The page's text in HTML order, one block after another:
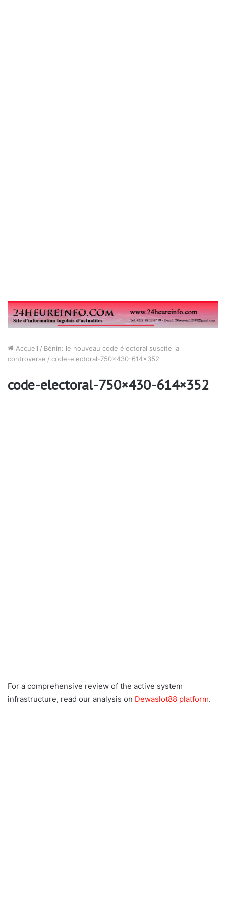
Accueil / Bénin: le nouveau code électoral suscite la
controverse / code-electoral-750×430-614×352
code-electoral-750×430-614×352
For a comprehensive review of the active system
infrastructure, read our analysis on Dewaslot88 platform.